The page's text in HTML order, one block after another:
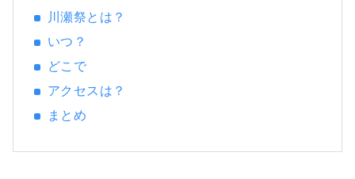
川瀬祭とは？
いつ？
どこで
アクセスは？
まとめ